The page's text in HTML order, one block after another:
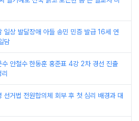
일상 발달장애 아들 송민 민증 발급 16세 연
담
수 안철수 한동훈 홍준표 4강 2차 경선 진출
선거법 전원합의체 회부 후 첫 심리 배경과 대